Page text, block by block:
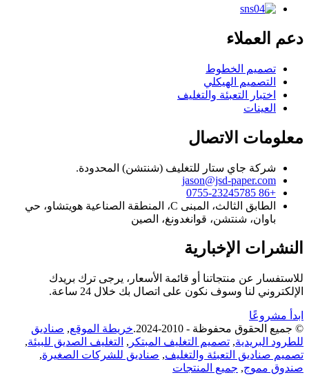
دعم العملاء
تصميم الخطوط
التصميم الهيكلي
اختبار التعبئة والتغليف
العينات
معلومات الاتصال
شركة جاي ستار للتغليف (شنتشن) المحدودة.
jason@jsd-paper.com
+86 0755-23245785
الطابق الثالث، المبنى C، المنطقة الصناعية هويتشاو، حي
باوان، شنتشن، قوانغدونغ، الصين
النشرات الإخبارية
للاستفسار عن منتجاتنا أو قائمة الأسعار، يرجى ترك بريدك
الإلكتروني لنا وسوف نكون على اتصال بك خلال 24 ساعة.
ابدأ مشروعًا
© جميع الحقوق محفوظة - 2010-2024.
خريطة الموقع, صناديق
للطرود البريدية, تصميم التغليف المبتكر , التغليف الصديق للبيئة,
تصميم صناديق التعبئة والتغليف, صناديق للشركات الصغيرة,
صندوق مموج, جميع المنتجات